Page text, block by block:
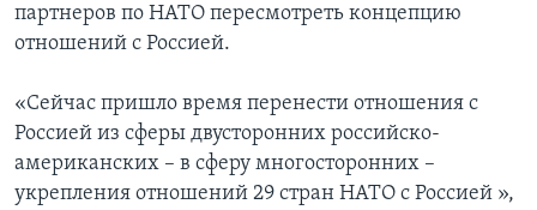
партнеров по НАТО пересмотреть концепцию
отношений с Россией.
«Сейчас пришло время перенести отношения с
Россией из сферы двусторонних российско-
американских – в сферу многосторонних –
укрепления отношений 29 стран НАТО с Россией »,